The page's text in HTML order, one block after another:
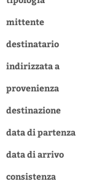
mittente
destinatario
indirizzata a
provenienza
destinazione
data di partenza
data di arrivo
consistenza